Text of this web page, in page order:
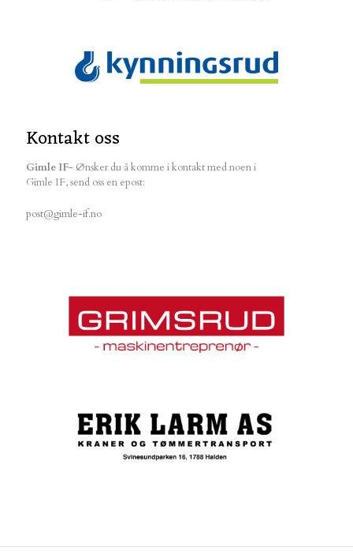
Kontakt oss
Gimle IF- Ønsker du å komme i kontakt med noen i
Gimle IF, send oss en epost:
post@gimle-if.no